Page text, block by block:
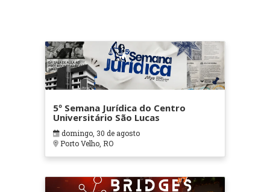
5º Semana Jurídica do Centro
Universitário São Lucas
domingo, 30 de agosto
Porto Velho, RO